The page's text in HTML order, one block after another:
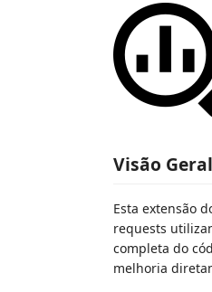
Visão Geral
Esta extensão
requests
completa do
melhoria